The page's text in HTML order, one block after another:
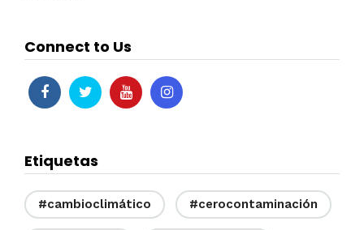
Connect to Us
Etiquetas
#cambioclimático #cerocontaminación